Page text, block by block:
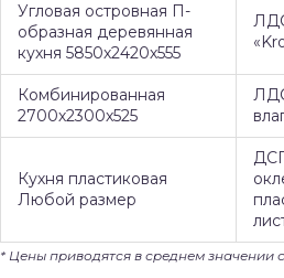
Угловая островная П-
образная деревянная
кухня 5850х2420х555
Комбинированная
2700х2300х525
Кухня пластиковая
Любой размер
* Цены приводятся в среднем значении